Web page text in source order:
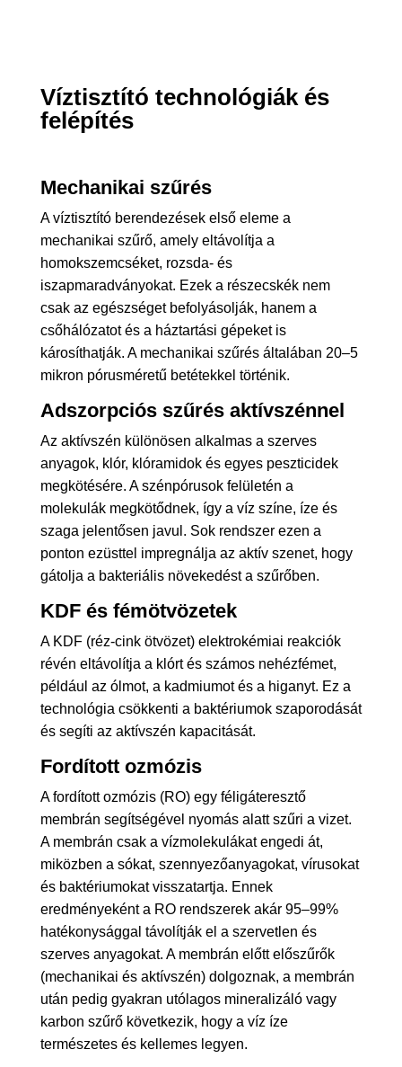
Víztisztító technológiák és
felépítés
Mechanikai szűrés
A víztisztító berendezések első eleme a
mechanikai szűrő, amely eltávolítja a
homokszemcséket, rozsda- és
iszapmaradványokat. Ezek a részecskék nem
csak az egészséget befolyásolják, hanem a
csőhálózatot és a háztartási gépeket is
károsíthatják. A mechanikai szűrés általában 20–5
mikron pórusméretű betétekkel történik.
Adszorpciós szűrés aktívszénnel
Az aktívszén különösen alkalmas a szerves
anyagok, klór, klóramidok és egyes peszticidek
megkötésére. A szénpórusok felületén a
molekulák megkötődnek, így a víz színe, íze és
szaga jelentősen javul. Sok rendszer ezen a
ponton ezüsttel impregnálja az aktív szenet, hogy
gátolja a bakteriális növekedést a szűrőben.
KDF és fémötvözetek
A KDF (réz-cink ötvözet) elektrokémiai reakciók
révén eltávolítja a klórt és számos nehézfémet,
például az ólmot, a kadmiumot és a higanyt. Ez a
technológia csökkenti a baktériumok szaporodását
és segíti az aktívszén kapacitását.
Fordított ozmózis
A fordított ozmózis (RO) egy féligáteresztő
membrán segítségével nyomás alatt szűri a vizet.
A membrán csak a vízmolekulákat engedi át,
miközben a sókat, szennyezőanyagokat, vírusokat
és baktériumokat visszatartja. Ennek
eredményeként a RO rendszerek akár 95–99%
hatékonysággal távolítják el a szervetlen és
szerves anyagokat. A membrán előtt előszűrők
(mechanikai és aktívszén) dolgoznak, a membrán
után pedig gyakran utólagos mineralizáló vagy
karbon szűrő következik, hogy a víz íze
természetes és kellemes legyen.